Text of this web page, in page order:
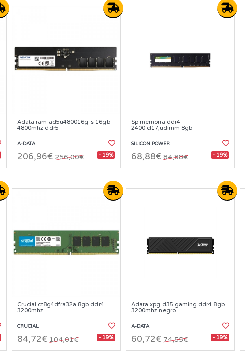
Adata ram ad5u480016g-s 16gb
4800mhz ddr5
A-DATA
206,96€ 256,00€ - 19%
Sp memoria ddr4-
2400 cl17,udimm 8gb
SILICON POWER
68,88€ 84,88€ - 19%
Crucial ct8g4dfra32a 8gb ddr4
3200mhz
CRUCIAL
84,72€ 104,01€ - 19%
Adata xpg d35 gaming ddr4 8gb
3200mhz negro
A-DATA
60,72€ 74,55€ - 19%